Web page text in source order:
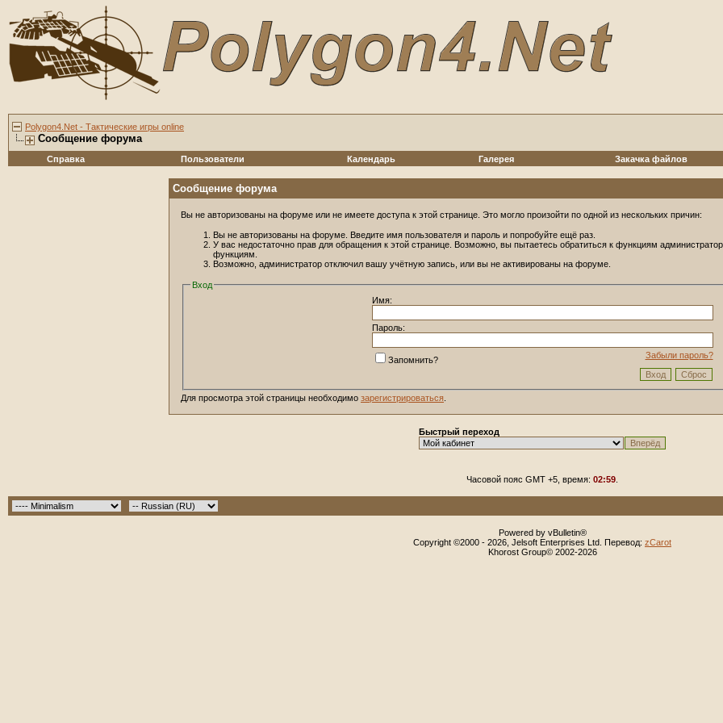
Polygon4.Net - Тактические игры online
Сообщение форума
Справка
Пользователи Календарь Галерея Закачка файлов
Сообщение форума
Вы не авторизованы на форуме или не имеете доступа к этой странице. Это могло произойти по одной из нескольких причин:
Вы не авторизованы на форуме. Введите имя пользователя и пароль и попробуйте ещё раз.
У вас недостаточно прав для обращения к этой странице. Возможно, вы пытаетесь обратиться к функциям
функциям.
Возможно, администратор отключил вашу учётную запись, или вы не активированы на форуме.
Вход
Имя:
Пароль:
Забыли пароль?
Запомнить?
Для просмотра этой страницы необходимо зарегистрироваться
Быстрый переход
Часовой пояс GMT +5, время: 02:59
Powered by vBulletin®
Copyright ©2000 - 2026, Jelsoft Enterprises Ltd. Перевод: zCarot
Khorost Group© 2002-2026